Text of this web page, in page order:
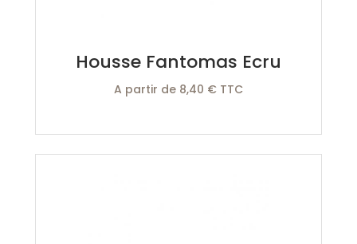
Housse Fantomas Ecru
A partir de 8,40 € TTC